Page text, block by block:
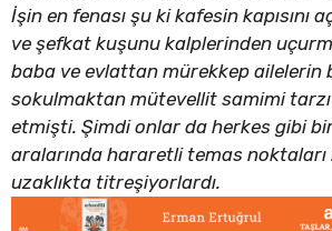
İşin en fenası şu ki kafesin kapısını
ve şefkat kuşunu kalplerinden
baba ve evlattan mürekkep ailelerin
sokulmaktan mütevellit samimi
etmişti. Şimdi onlar da herkes gibi
aralarında hararetli temas noktaları
uzaklıkta titreşiyorlardı.